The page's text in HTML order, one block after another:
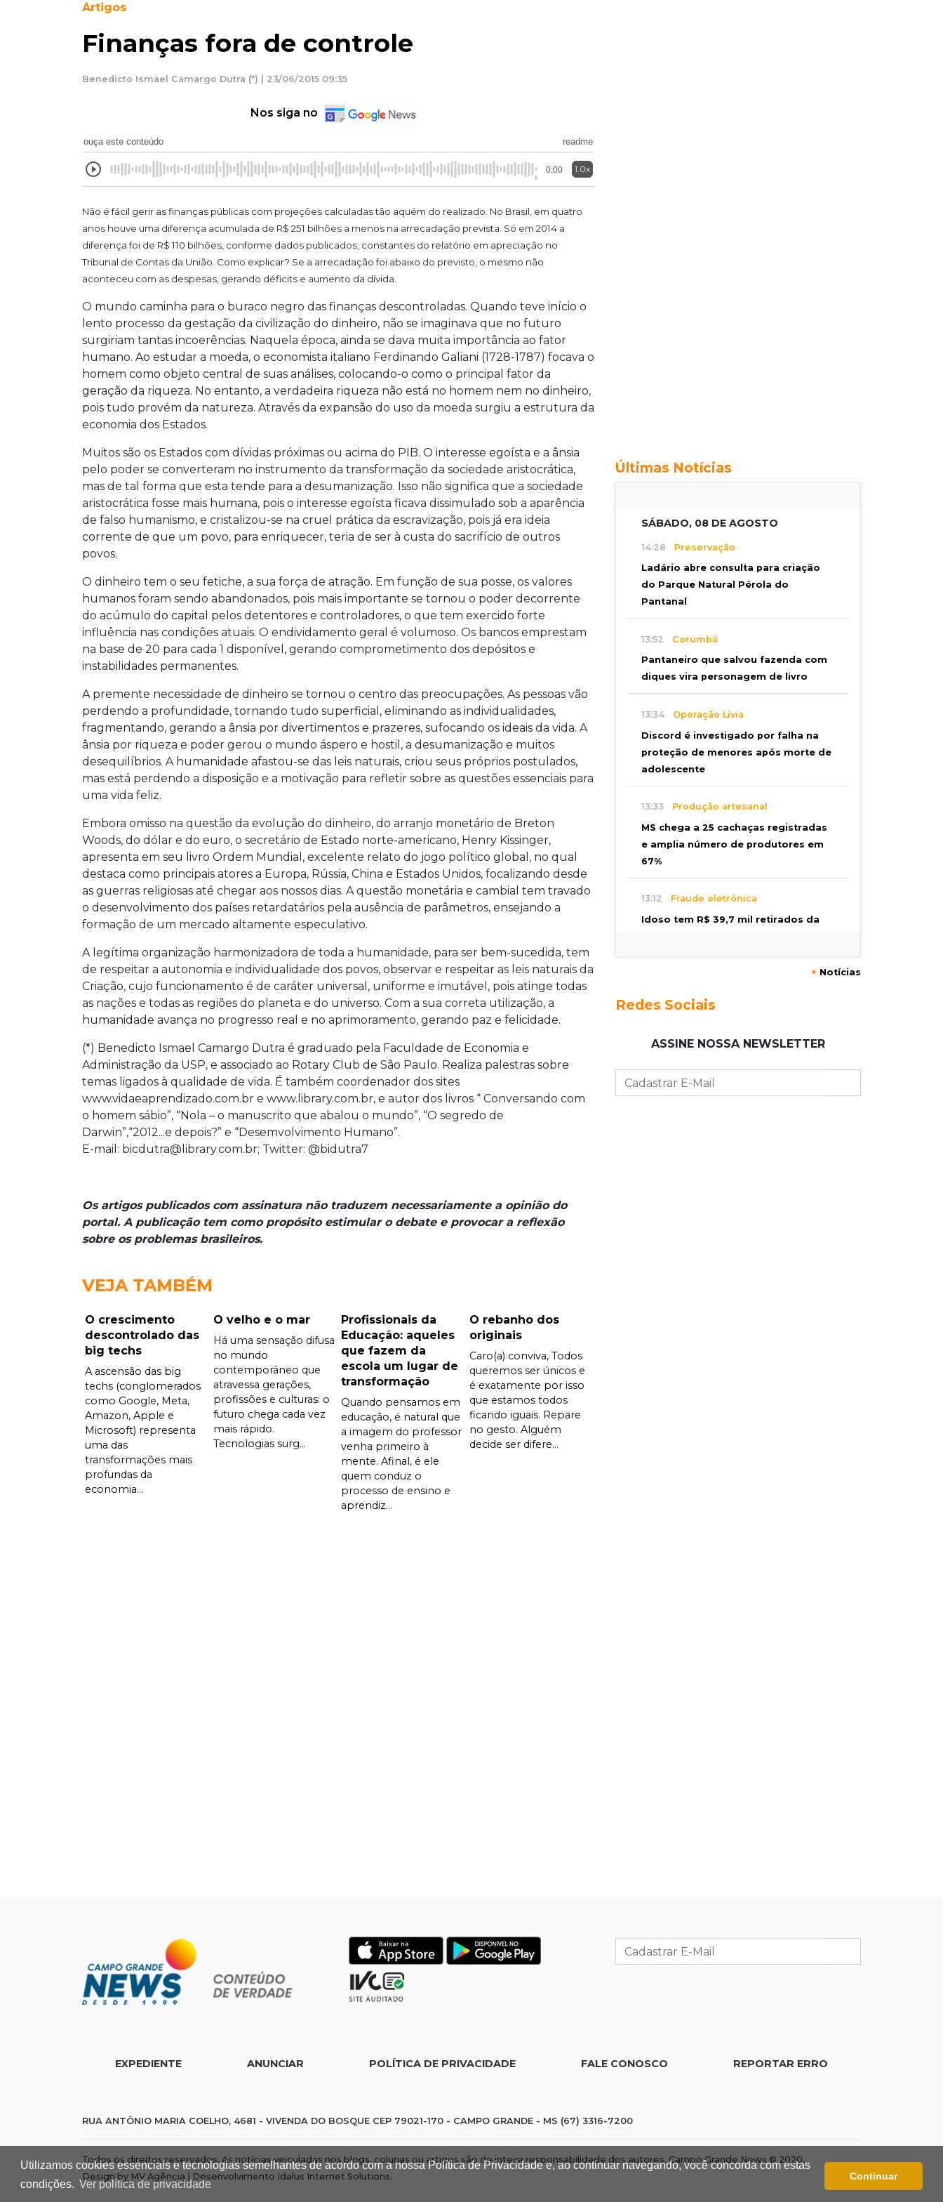
Utilizamos cookies essenciais e tecnologias semelhantes de acordo com a nossa Política de Privacidade e, ao continuar navegando, você concorda com estas
condições. Ver política de privacidade
Continuar
Artigos
Finanças fora de controle
Benedicto Ismael Camargo Dutra (*) | 23/06/2015 09:35
Nos siga no
ouça este conteúdo readme
0:00 1.0x
Não é fácil gerir as finanças públicas com projeções calculadas tão aquém do realizado. No Brasil, em quatro
anos houve uma diferença acumulada de R$ 251 bilhões a menos na arrecadação prevista. Só em 2014 a
diferença foi de R$ 110 bilhões, conforme dados publicados, constantes do relatório em apreciação no
Tribunal de Contas da União. Como explicar? Se a arrecadação foi abaixo do previsto, o mesmo não
aconteceu com as despesas, gerando déficits e aumento da dívida.
O mundo caminha para o buraco negro das finanças descontroladas. Quando teve início o
lento processo da gestação da civilização do dinheiro, não se imaginava que no futuro
surgiriam tantas incoerências. Naquela época, ainda se dava muita importância ao fator
humano. Ao estudar a moeda, o economista italiano Ferdinando Galiani (1728-1787) focava o
homem como objeto central de suas análises, colocando-o como o principal fator da
geração da riqueza. No entanto, a verdadeira riqueza não está no homem nem no dinheiro,
pois tudo provém da natureza. Através da expansão do uso da moeda surgiu a estrutura da
economia dos Estados.
Muitos são os Estados com dívidas próximas ou acima do PIB. O interesse egoísta e a ânsia
pelo poder se converteram no instrumento da transformação da sociedade aristocrática,
mas de tal forma que esta tende para a desumanização. Isso não significa que a sociedade
aristocrática fosse mais humana, pois o interesse egoísta ficava dissimulado sob a aparência
de falso humanismo, e cristalizou-se na cruel prática da escravização, pois já era ideia
corrente de que um povo, para enriquecer, teria de ser à custa do sacrifício de outros
povos.
O dinheiro tem o seu fetiche, a sua força de atração. Em função de sua posse, os valores
humanos foram sendo abandonados, pois mais importante se tornou o poder decorrente
do acúmulo do capital pelos detentores e controladores, o que tem exercido forte
influência nas condições atuais. O endividamento geral é volumoso. Os bancos emprestam
na base de 20 para cada 1 disponível, gerando comprometimento dos depósitos e
instabilidades permanentes.
A premente necessidade de dinheiro se tornou o centro das preocupações. As pessoas vão
perdendo a profundidade, tornando tudo superficial, eliminando as individualidades,
fragmentando, gerando a ânsia por divertimentos e prazeres, sufocando os ideais da vida. A
ânsia por riqueza e poder gerou o mundo áspero e hostil, a desumanização e muitos
desequilíbrios. A humanidade afastou-se das leis naturais, criou seus próprios postulados,
mas está perdendo a disposição e a motivação para refletir sobre as questões essenciais para
uma vida feliz.
Embora omisso na questão da evolução do dinheiro, do arranjo monetário de Breton
Woods, do dólar e do euro, o secretário de Estado norte-americano, Henry Kissinger,
apresenta em seu livro Ordem Mundial, excelente relato do jogo político global, no qual
destaca como principais atores a Europa, Rússia, China e Estados Unidos, focalizando desde
as guerras religiosas até chegar aos nossos dias. A questão monetária e cambial tem travado
o desenvolvimento dos países retardatários pela ausência de parâmetros, ensejando a
formação de um mercado altamente especulativo.
A legítima organização harmonizadora de toda a humanidade, para ser bem-sucedida, tem
de respeitar a autonomia e individualidade dos povos, observar e respeitar as leis naturais da
Criação, cujo funcionamento é de caráter universal, uniforme e imutável, pois atinge todas
as nações e todas as regiões do planeta e do universo. Com a sua correta utilização, a
humanidade avança no progresso real e no aprimoramento, gerando paz e felicidade.
(*) Benedicto Ismael Camargo Dutra é graduado pela Faculdade de Economia e
Administração da USP, e associado ao Rotary Club de São Paulo. Realiza palestras sobre
temas ligados à qualidade de vida. É também coordenador dos sites
www.vidaeaprendizado.com.br e www.library.com.br, e autor dos livros “ Conversando com
o homem sábio”, “Nola – o manuscrito que abalou o mundo”, “O segredo de
Darwin”,“2012...e depois?” e “Desemvolvimento Humano”.
E-mail: bicdutra@library.com.br; Twitter: @bidutra7
Os artigos publicados com assinatura não traduzem necessariamente a opinião do
portal. A publicação tem como propósito estimular o debate e provocar a reflexão
sobre os problemas brasileiros.
VEJA TAMBÉM
O crescimento
descontrolado das
big techs
A ascensão das big
techs (conglomerados
como Google, Meta,
Amazon, Apple e
Microsoft) representa
uma das
transformações mais
profundas da
economia...
O velho e o mar
Há uma sensação difusa
no mundo
contemporâneo que
atravessa gerações,
profissões e culturas: o
futuro chega cada vez
mais rápido.
Tecnologias surg...
Profissionais da
Educação: aqueles
que fazem da
escola um lugar de
transformação
Quando pensamos em
educação, é natural que
a imagem do professor
venha primeiro à
mente. Afinal, é ele
quem conduz o
processo de ensino e
aprendiz...
O rebanho dos
originais
Caro(a) conviva, Todos
queremos ser únicos e
é exatamente por isso
que estamos todos
ficando iguais. Repare
no gesto. Alguém
decide ser difere...
Últimas Notícias
SÁBADO, 08 DE AGOSTO
14:28 Preservação
Ladário abre consulta para criação
do Parque Natural Pérola do
Pantanal
13:52 Corumbá
Pantaneiro que salvou fazenda com
diques vira personagem de livro
13:34 Operação Lívia
Discord é investigado por falha na
proteção de menores após morte de
adolescente
13:33 Produção artesanal
MS chega a 25 cachaças registradas
e amplia número de produtores em
67%
13:12 Fraude eletrônica
Idoso tem R$ 39,7 mil retirados da
O crescimento descontrolado das
Árvore cai, bloqueia avenida e deixa
Esquece de farmar aura:
campeonato de Beyblade agita
2,36 bilhões
+ Notícias
Redes Sociais
ASSINE NOSSA NEWSLETTER
EXPEDIENTE ANUNCIAR POLÍTICA DE PRIVACIDADE FALE CONOSCO REPORTAR ERRO
RUA ANTÔNIO MARIA COELHO, 4681 - VIVENDA DO BOSQUE CEP 79021-170 - CAMPO GRANDE - MS (67) 3316-7200
Todos os direitos reservados. As notícias veiculadas nos blogs, colunas ou artigos são de inteira responsabilidade dos autores. Campo Grande News © 2020.
Design by MV Agência | Desenvolvimento Idalus Internet Solutions.